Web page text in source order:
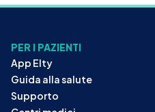
PER I PAZIENTI
App Elty
Guida alla salute
Supporto